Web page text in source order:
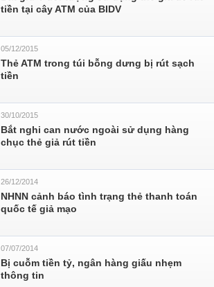
tiền tại cây ATM của BIDV
05/12/2015
​Thẻ ATM trong túi bỗng dưng bị rút sạch
tiền
30/10/2015
Bắt nghi can nước ngoài sử dụng hàng
chục thẻ giả rút tiền
26/12/2014
NHNN cảnh báo tình trạng thẻ thanh toán
quốc tế giả mạo
07/07/2014
Bị cuỗm tiền tỷ, ngân hàng giấu nhẹm
thông tin